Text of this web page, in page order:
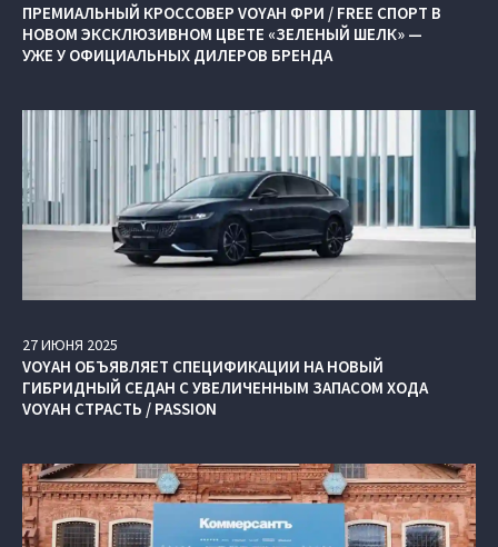
ПРЕМИАЛЬНЫЙ КРОССОВЕР VOYAH ФРИ / FREE СПОРТ В
НОВОМ ЭКСКЛЮЗИВНОМ ЦВЕТЕ «ЗЕЛЕНЫЙ ШЕЛК» —
УЖЕ У ОФИЦИАЛЬНЫХ ДИЛЕРОВ БРЕНДА
27ИЮНЯ 2025
VOYAH ОБЪЯВЛЯЕТ СПЕЦИФИКАЦИИ НА НОВЫЙ
ГИБРИДНЫЙ СЕДАН С УВЕЛИЧЕННЫМ ЗАПАСОМ ХОДА
VOYAH СТРАСТЬ / PASSION